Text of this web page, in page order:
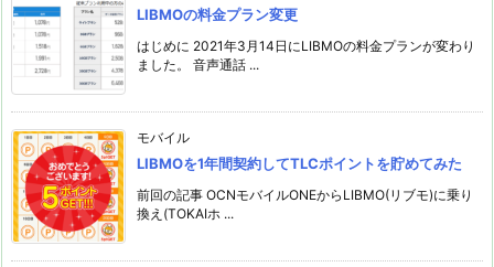
LIBMOの料金プラン変更
はじめに 2021年3月14日にLIBMOの料金プランが変わり
ました。 音声通話 ...
モバイル
LIBMOを1年間契約してTLCポイントを貯めてみた
前回の記事 OCNモバイルONEからLIBMO(リブモ)に乗り
換え(TOKAIホ ...